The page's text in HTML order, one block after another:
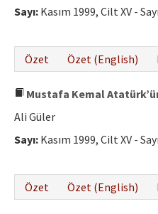
Sayı: Kasım 1999, Cilt XV -
Özet
Özet (English)
Mustafa Kemal
Ali Güler
Sayı: Kasım 1999, Cilt XV -
Özet
Özet (English)